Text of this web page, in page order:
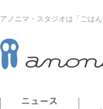
アノニマ・スタジオは「ごは
ニュ